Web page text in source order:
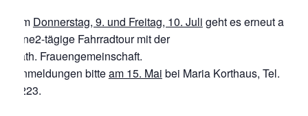
Am Donnerstag, 9. und Freitag, 10. Juli geht es erneut auf
eine2-tägige Fahrradtour mit der
kath. Frauengemeinschaft.
Anmeldungen bitteam 15. Mai bei Maria Korthaus, Tel.
1223.